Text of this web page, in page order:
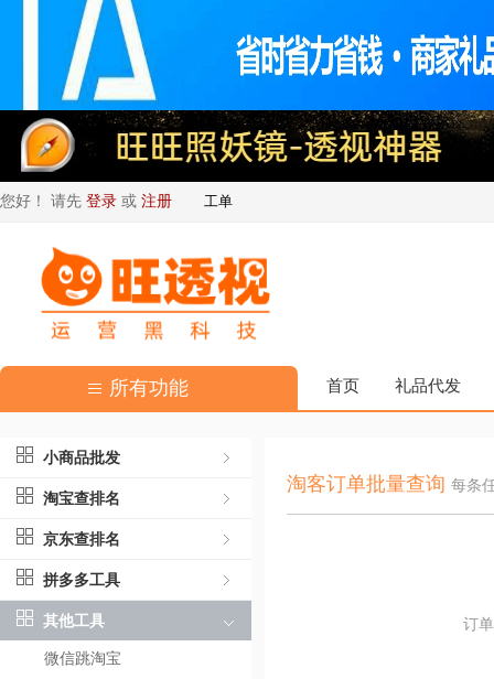
您好！ 请先 登录 或 注册 工单
所有功能 首页 礼品代发
小商品批发
淘宝查排名
京东查排名
拼多多工具
其他工具
微信跳淘宝
淘客订单批量查询 每条
订